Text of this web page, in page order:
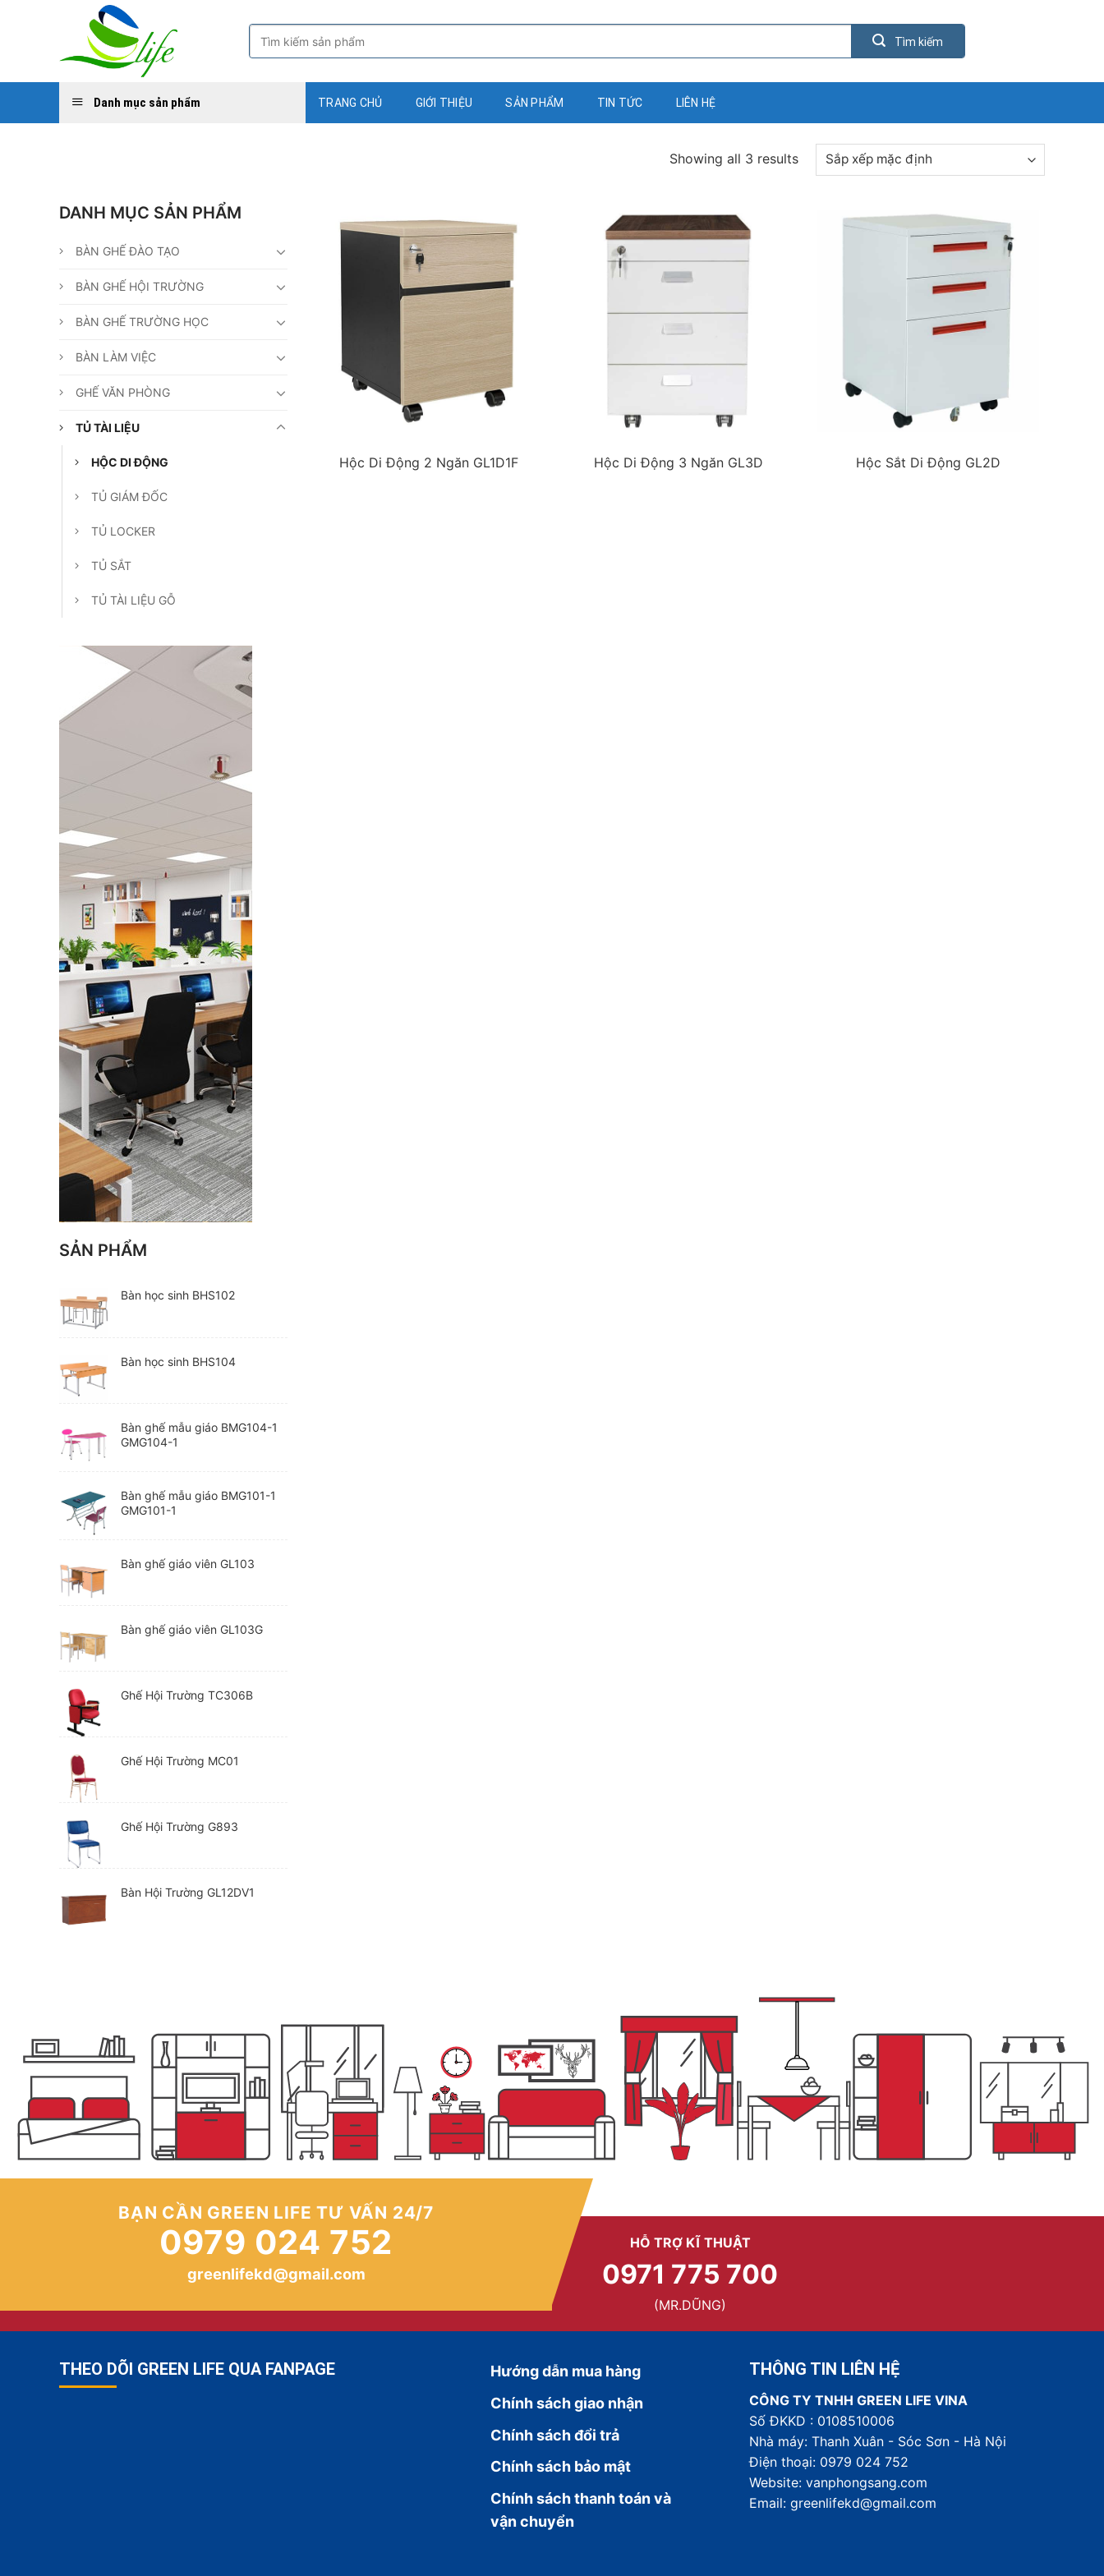
kiếm:
Danh mục sản phẩm TRANG CHỦ GIỚI THIỆU SẢN PHẨM TIN TỨC LIÊN HỆ
Showing all 3 results
DANH MỤC SẢN PHẨM
BÀN GHẾ ĐÀO TẠO
BÀN GHẾ HỘI TRƯỜNG
BÀN GHẾ TRƯỜNG HỌC
BÀN LÀM VIỆC
GHẾ VĂN PHÒNG
TỦ TÀI LIỆU
HỘC DI ĐỘNG
TỦ GIÁM ĐỐC
TỦ LOCKER
TỦ SẮT
TỦ TÀI LIỆU GỖ
SẢN PHẨM
Bàn học sinh BHS102
Bàn học sinh BHS104
Bàn ghế mẫu giáo BMG104-1
GMG104-1
Bàn ghế mẫu giáo BMG101-1
GMG101-1
Bàn ghế giáo viên GL103
Bàn ghế giáo viên GL103G
Ghế Hội Trường TC306B
Ghế Hội Trường MC01
Ghế Hội Trường G893
Bàn Hội Trường GL12DV1
Hộc Di Động 2 Ngăn GL1D1F Hộc Di Động 3 Ngăn GL3D Hộc Sắt Di Động GL2D
BẠN CẦN GREEN LIFE TƯ VẤN 24/7
0979 024 752
greenlifekd@gmail.com
HỖ TRỢ KĨ THUẬT
0971 775 700
(MR.DŨNG)
THEO DÕI GREEN LIFE QUA FANPAGE
Hướng dẫn mua hàng
Chính sách giao nhận
Chính sách đổi trả
Chính sách bảo mật
Chính sách thanh toán và
vận chuyển
THÔNG TIN LIÊN HỆ
CÔNG TY TNHH GREEN LIFE VINA
Số ĐKKD : 0108510006
Nhà máy: Thanh Xuân - Sóc Sơn - Hà Nội
Điện thoại: 0979 024 752
Website: vanphongsang.com
Email: greenlifekd@gmail.com